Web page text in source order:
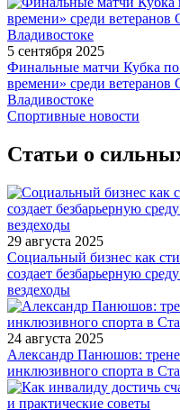
5 сентября 2025
Финальные матчи Кубка
времени» среди
Владивостоке
Спортивные новости
Статьи о
29 августа 2025
Социальный бизнес как
создает безбарьерную
вездеходы
24 августа 2025
Александр Панюшов:
инклюзивного спорта в